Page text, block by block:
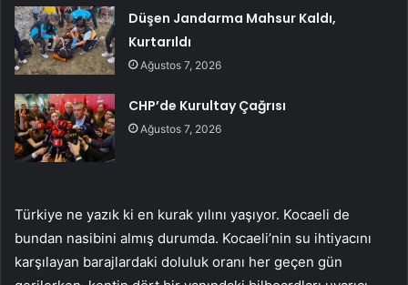
Düşen Jandarma Mahsur Kaldı,
Kurtarıldı
Ağustos 7, 2026
CHP’de Kurultay Çağrısı
Ağustos 7, 2026
Türkiye ne yazık ki en kurak yılını yaşıyor. Kocaeli de
bundan nasibini almış durumda. Kocaeli’nin su ihtiyacını
karşılayan barajlardaki doluluk oranı her geçen gün